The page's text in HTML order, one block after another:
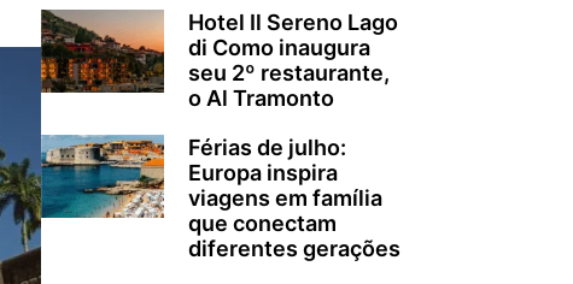
Hotel Il Sereno Lago
di Como inaugura
seu 2º restaurante,
o Al Tramonto
Férias de julho:
Europa inspira
viagens em família
que conectam
diferentes gerações